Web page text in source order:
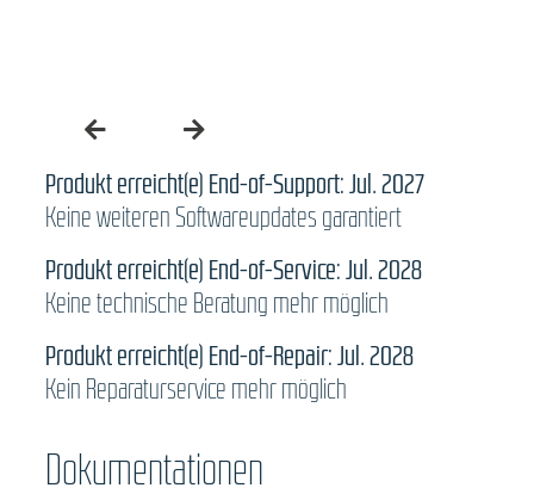
Produkt erreicht(e) End-of-Support: Jul. 2027
Keine weiteren Softwareupdates garantiert
Produkt erreicht(e) End-of-Service: Jul. 2028
Keine technische Beratung mehr möglich
Produkt erreicht(e) End-of-Repair: Jul. 2028
Kein Reparaturservice mehr möglich
Dokumentationen